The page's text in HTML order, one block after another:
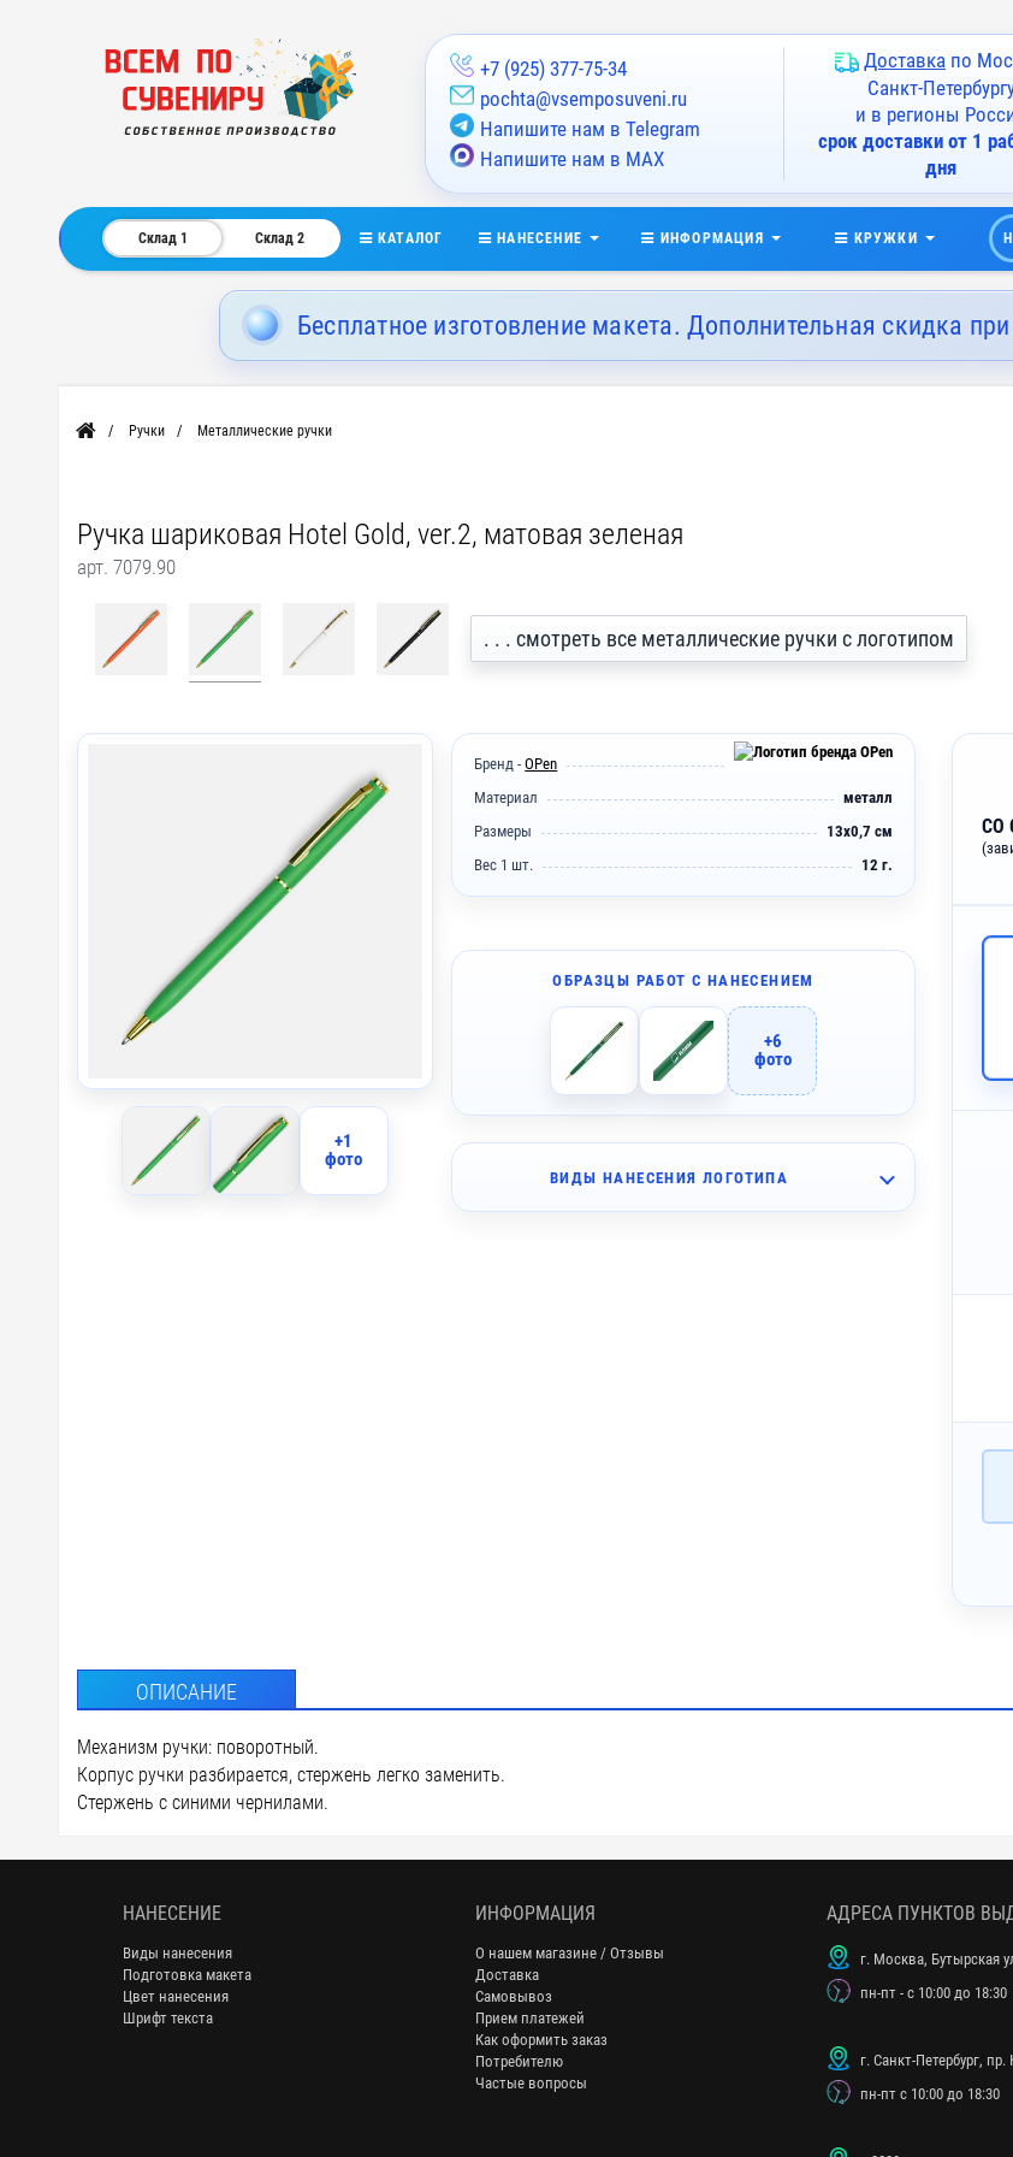
+7 (925) 377-75-34
pochta@vsemposuveni.ru
Напишите нам в Telegram
Напишите нам в MAX
Доставка по
Санкт-
и в регионы
срок доставки от 1
дня
Склад 1 Склад 2 КАТАЛОГ НАНЕСЕНИЕ ИНФОРМАЦИЯ КРУЖКИ
Бесплатное изготовление макета. Дополнительная скидка
Главная Ручки Металлические ручки
Ручка шариковая Hotel Gold, ver.2, матовая зеленая
арт. 7079.90
. . . смотреть все металлические ручки с логотипом
+1
фото
Бренд -OPen
Материал
металл
Размеры
13х0,7 см
Вес 1 шт.
12 г.
ВИДЫ НАНЕСЕНИЯ ЛОГОТИПА
ОБРАЗЦЫ РАБОТ С НАНЕСЕНИЕМ
+6
фото
СО
ОПИСАНИЕ
Механизм ручки: поворотный.
Корпус ручки разбирается, стержень легко заменить.
Стержень с синими чернилами.
НАНЕСЕНИЕ
Виды нанесения
Подготовка макета
Цвет нанесения
Шрифт текста
ИНФОРМАЦИЯ
О нашем магазине / Отзывы
Доставка
Самовывоз
Прием платежей
Как оформить заказ
Потребителю
Частые вопросы
АДРЕСА ПУНКТОВ
г. Москва, Бутырская
пн-пт - с 10:00 до 18:30
г. Санкт-Петербург,
пн-пт с 10:00 до 18:30